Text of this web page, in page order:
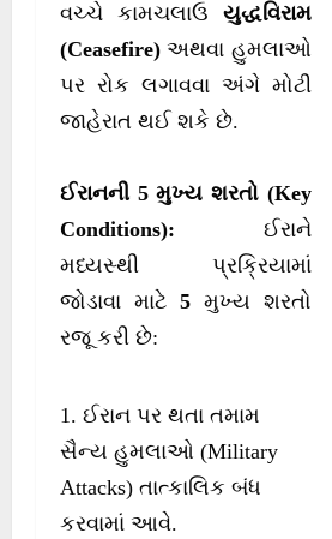
વચ્ચે કામચલાઉ યુદ્ધવિરામ
(Ceasefire) અથવા હુમલાઓ
પર રોક લગાવવા અંગે મોટી
જાહેરાત થઈ શકે છે.
ઈરાનની 5 મુખ્ય શરતો (Key
Conditions): ઈરાને
મધ્યસ્થી પ્રક્રિયામાં
જોડાવા માટે 5મુખ્ય શરતો
રજૂ કરી છે:
ઈરાન પર થતા તમામ
સૈન્ય હુમલાઓ (Military
Attacks) તાત્કાલિક બંધ
કરવામાં આવે.